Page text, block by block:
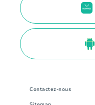
Contactez-nous